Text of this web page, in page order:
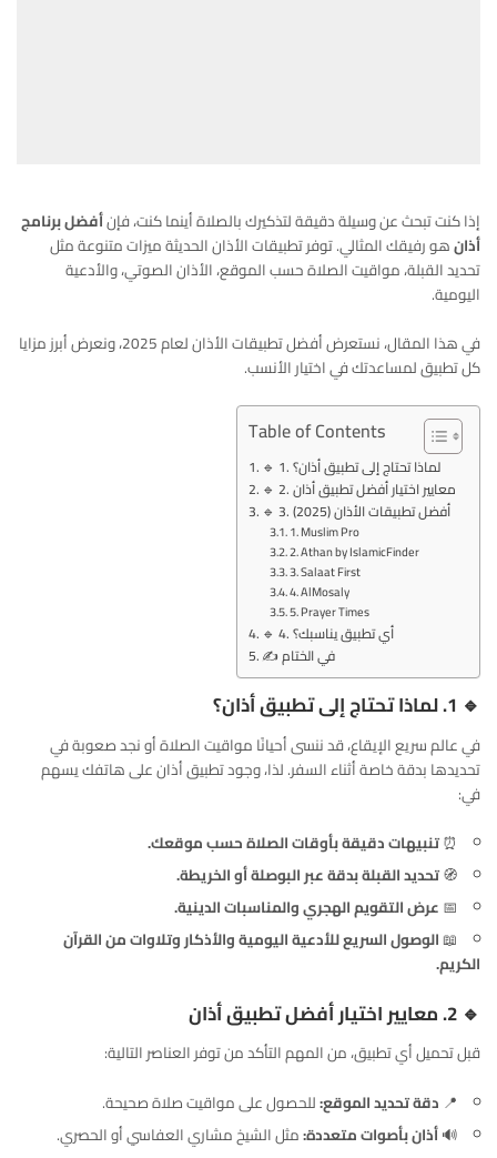
إذا كنت تبحث عن وسيلة دقيقة لتذكيرك بالصلاة أينما كنت، فإنأفضل برنامج
أذانهو رفيقك المثالي. توفر تطبيقات الأذان الحديثة ميزات متنوعة مثل
تحديد القبلة، مواقيت الصلاة حسب الموقع، الأذان الصوتي، والأدعية
اليومية.
في هذا المقال، نستعرض أفضل تطبيقات الأذان لعام 2025، ونعرض أبرز مزايا
كل تطبيق لمساعدتك في اختيار الأنسب.
Table of Contents
🔹 1. لماذا تحتاج إلى تطبيق أذان؟
🔹 2. معايير اختيار أفضل تطبيق أذان
🔹 3. أفضل تطبيقات الأذان (2025)
1. Muslim Pro
2. Athan by IslamicFinder
3. Salaat First
4. AlMosaly
5. Prayer Times
🔹 4. أي تطبيق يناسبك؟
✍️ في الختام
🔹 1. لماذا تحتاج إلى تطبيق أذان؟
في عالم سريع الإيقاع، قد ننسى أحيانًا مواقيت الصلاة أو نجد صعوبة في
تحديدها بدقة خاصة أثناء السفر. لذا، وجود تطبيق أذان على هاتفك يسهم
في:
⏰تنبيهات دقيقة بأوقات الصلاة حسب موقعك.
🧭تحديد القبلة بدقة عبر البوصلة أو الخريطة.
📅عرض التقويم الهجري والمناسبات الدينية.
📖الوصول السريع للأدعية اليومية والأذكار وتلاوات من القرآن
الكريم.
🔹 2. معايير اختيار أفضل تطبيق أذان
قبل تحميل أي تطبيق، من المهم التأكد من توفر العناصر التالية:
📍 دقة تحديد الموقع:للحصول على مواقيت صلاة صحيحة.
🔊أذان بأصوات متعددة:مثل الشيخ مشاري العفاسي أو الحصري.